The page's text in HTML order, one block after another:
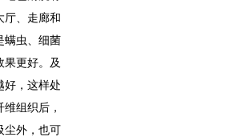
厅、走廊和
螨虫、细菌
果更好。及
好，这样处
组织后，
尘外，也可